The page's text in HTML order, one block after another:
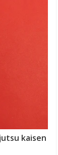
kaisen